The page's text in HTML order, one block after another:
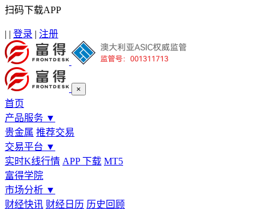
扫码下载APP
| | 登录 | 注册
×
首页
产品服务 ▼
贵金属 推荐交易
交易平台 ▼
实时K线行情 APP 下载 MT5
富得学院
市场分析 ▼
财经快讯 财经日历 历史回顾